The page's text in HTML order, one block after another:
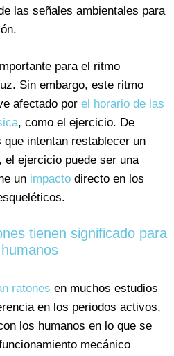
las señales ambientales para
para el ritmo
Sin embargo, este ritmo
afectado por el horario de las
, como el ejercicio. De
intentan restablecer un
el ejercicio puede ser una
un impacto directo en los
tienen significado para
humanos
ratones en muchos estudios
en los periodos activos,
los humanos en lo que se
mecánico